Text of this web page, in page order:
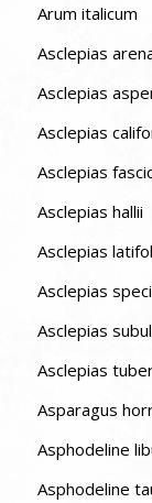
Arum italicum
Asclepias
Asclepias
Asclepias
Asclepias
Asclepias hallii
Asclepias
Asclepias
Asclepias
Asclepias
Asparagus
Asphodeline
Asphodeline